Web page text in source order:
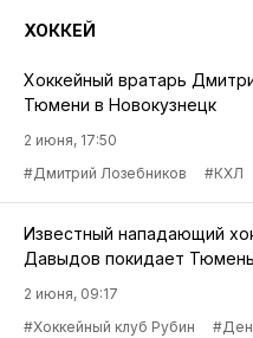
ХОККЕЙ
Хоккейный вратарь
Тюмени в Новокузнецк
2 июня, 17:50
#Дмитрий Лозебников
#КХЛ
Известный нападающий
Давыдов покидает Тюмень
2 июня, 09:17
#Хоккейный клуб Рубин